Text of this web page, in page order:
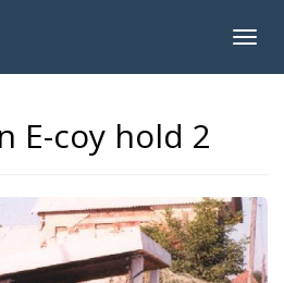
E-coy hold 2
Next